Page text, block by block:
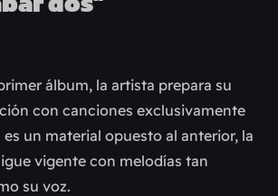
álbum, la artista prepara su
con canciones exclusivamente
es un material opuesto al anterior, la
vigente con melodías tan
su voz.